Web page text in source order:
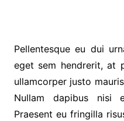
Pellentesque eu dui
eget sem hendrerit, at
ullamcorper justo
Nullam dapibus nisi
Praesent eu fringilla